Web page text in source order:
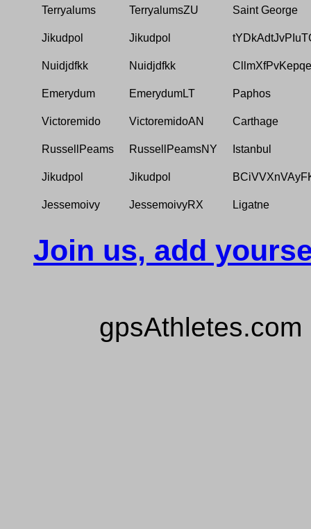
Terryalums TerryalumsZU Saint George
Jikudpol Jikudpol
Nuidjdfkk Nuidjdfkk
Emerydum EmerydumLT Paphos
Victoremido VictoremidoAN Carthage
RussellPeams RussellPeamsNY Istanbul
Jikudpol Jikudpol
Jessemoivy JessemoivyRX Ligatne
Join us, add